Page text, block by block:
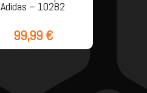
Adidas – 10282
99,99 €